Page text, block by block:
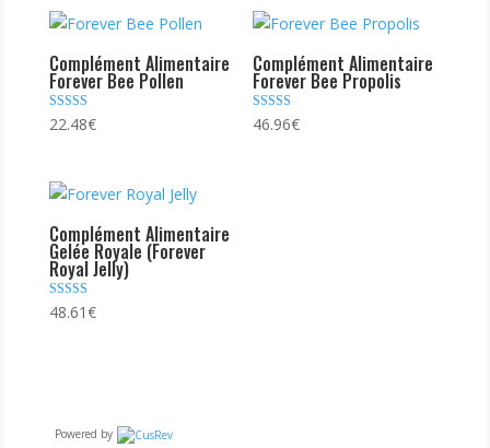
Complément Alimentaire
Forever Bee Pollen
Note
4.50
22.48€
Complément Alimentaire
Forever Bee Propolis
Note
4.50
46.96€
Complément Alimentaire
Gelée Royale (Forever
Royal Jelly)
Note
5.00
48.61€
Powered by